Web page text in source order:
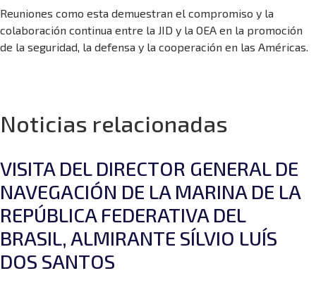
Reuniones como esta demuestran el compromiso y la
colaboración continua entre la JID y la OEA en la promoción
de la seguridad, la defensa y la cooperación en las Américas.
Noticias relacionadas
VISITA DEL DIRECTOR GENERAL DE
NAVEGACIÓN DE LA MARINA DE LA
REPÚBLICA FEDERATIVA DEL
BRASIL, ALMIRANTE SÍLVIO LUÍS
DOS SANTOS